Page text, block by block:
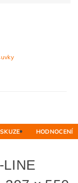
HODNOCENÍ
LINE